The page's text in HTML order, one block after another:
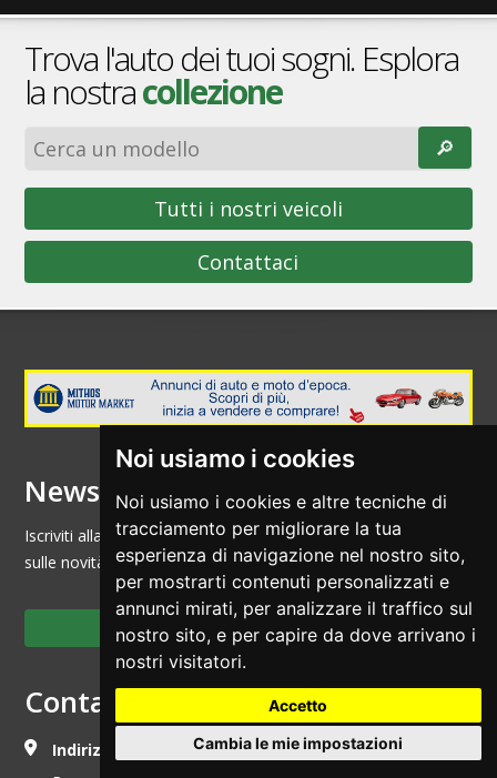
Noi usiamo i cookies
Noi usiamo i cookies e altre tecniche di
tracciamento per migliorare la tua
esperienza di navigazione nel nostro sito,
per mostrarti contenuti personalizzati e
annunci mirati, per analizzare il traffico sul
nostro sito, e per capire da dove arrivano i
nostri visitatori.
Accetto
Cambia le mie impostazioni
Trova l'auto dei tuoi sogni. Esplora
la nostracollezione
🔎︎
Tutti i nostri veicoli
Contattaci
Newsletter
Iscriviti alla nostra newsletter per essere sempre informato
sulle novità e sulle promozioni di Luzzago 1975
Sottoscrivi la newsletter
Contattaci
Indirizzo:
Via della Mandolossa n° 65 - 25030,